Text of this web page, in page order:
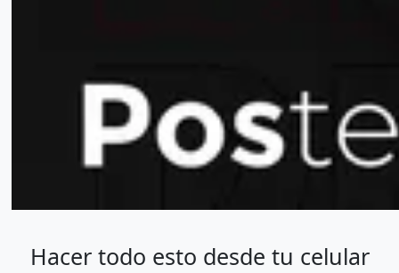
Hacer todo esto desde tu celular